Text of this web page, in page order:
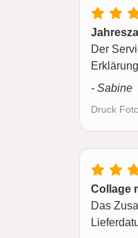
Der
- Sabine
Druck
Collage
Das